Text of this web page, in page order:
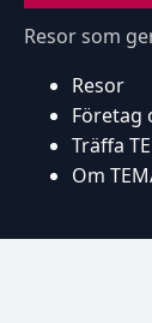
Resor som
Resor
Företag
Träffa
Om